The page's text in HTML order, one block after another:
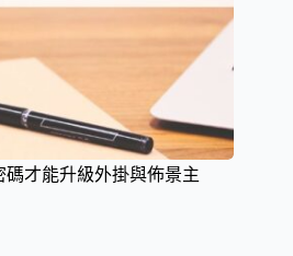
碼才能升級外掛與佈景主